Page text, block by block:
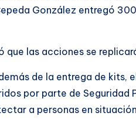
González entregó
que las acciones se
de la entrega de kits,
por parte de Seguridad
a personas en